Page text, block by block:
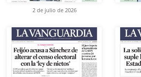
2 de julio de 2026